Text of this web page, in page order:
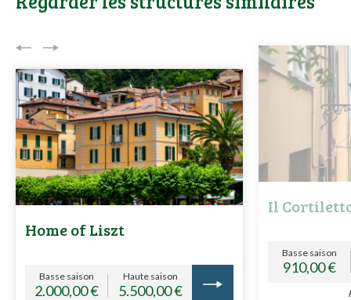
Home of Liszt
Basse saison
2.000,00 €
Haute saison
5.500,00 €
Il
Basse saison
910,00 €